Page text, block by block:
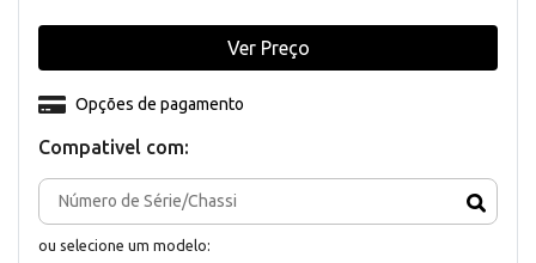
Compativel com:
ou selecione um modelo:
Opções de pagamento
Ver Preço